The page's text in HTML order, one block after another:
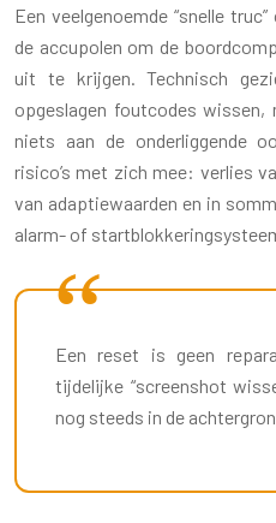
Een veelgenoemde “snelle
de accupolen om de
uit te krijgen. Technisch
opgeslagen foutcodes wissen,
niets aan de onderliggende
risico’s met zich mee: verlies
van adaptiewaarden en in
alarm- of
Een reset is geen
tijdelijke “screenshot
nog steeds in de